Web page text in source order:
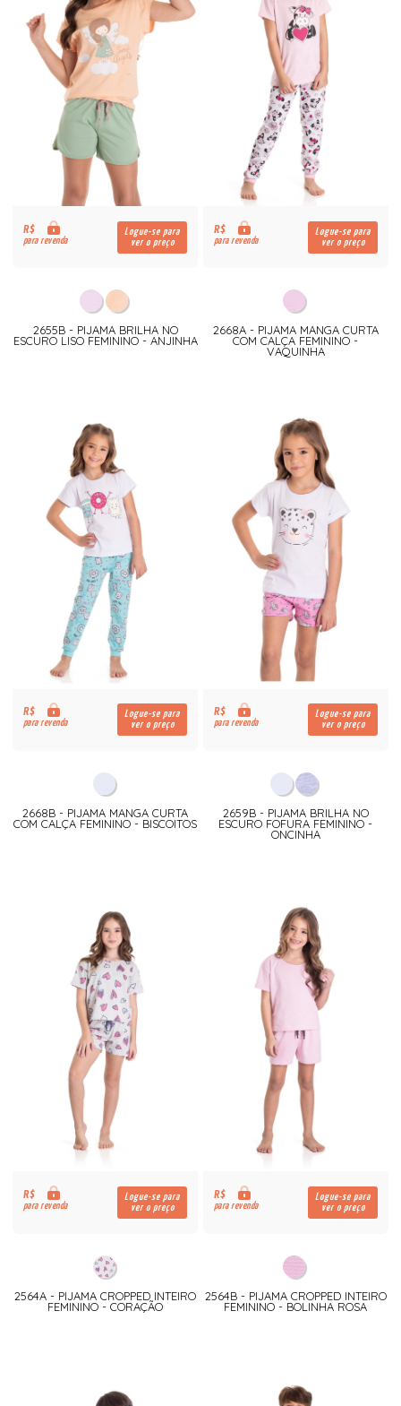
R$
para revenda
Logue-se para
ver o preço
2655B - PIJAMA BRILHA NO
ESCURO LISO FEMININO - ANJINHA
R$
para revenda
Logue-se para
ver o preço
2668A - PIJAMA MANGA CURTA
COM CALÇA FEMININO -
VAQUINHA
R$
para revenda
Logue-se para
ver o preço
2668B - PIJAMA MANGA CURTA
COM CALÇA FEMININO - BISCOITOS
R$
para revenda
Logue-se para
ver o preço
2659B - PIJAMA BRILHA NO
ESCURO FOFURA FEMININO -
ONCINHA
R$
para revenda
Logue-se para
ver o preço
2564A - PIJAMA CROPPED INTEIRO
FEMININO - CORAÇÃO
R$
para revenda
Logue-se para
ver o preço
2564B - PIJAMA CROPPED INTEIRO
FEMININO - BOLINHA ROSA